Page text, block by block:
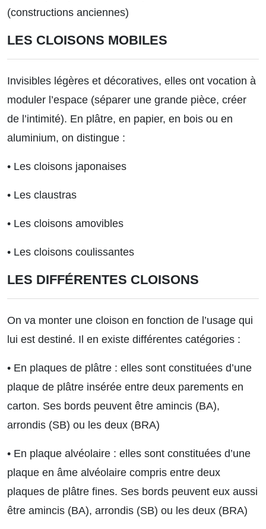
(constructions anciennes)
LES CLOISONS MOBILES
Invisibles légères et décoratives, elles ont vocation à
moduler l’espace (séparer une grande pièce, créer
de l’intimité). En plâtre, en papier, en bois ou en
aluminium, on distingue :
• Les cloisons japonaises
• Les claustras
• Les cloisons amovibles
• Les cloisons coulissantes
LES DIFFÉRENTES CLOISONS
On va monter une cloison en fonction de l’usage qui
lui est destiné. Il en existe différentes catégories :
• En plaques de plâtre : elles sont constituées d’une
plaque de plâtre insérée entre deux parements en
carton. Ses bords peuvent être amincis (BA),
arrondis (SB) ou les deux (BRA)
• En plaque alvéolaire : elles sont constituées d’une
plaque en âme alvéolaire compris entre deux
plaques de plâtre fines. Ses bords peuvent eux aussi
être amincis (BA), arrondis (SB) ou les deux (BRA)